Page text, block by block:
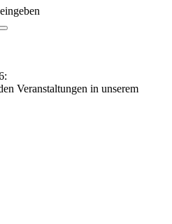
Veranstaltungen in unserem